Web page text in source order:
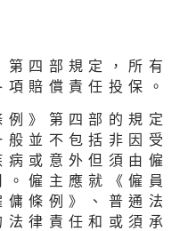
第四部規定，所有
賠償責任投保。
》第四部的規定
般並不包括非因受
或意外但須由僱
僱主應就《僱員
條例》、普通法
法律責任和或須承